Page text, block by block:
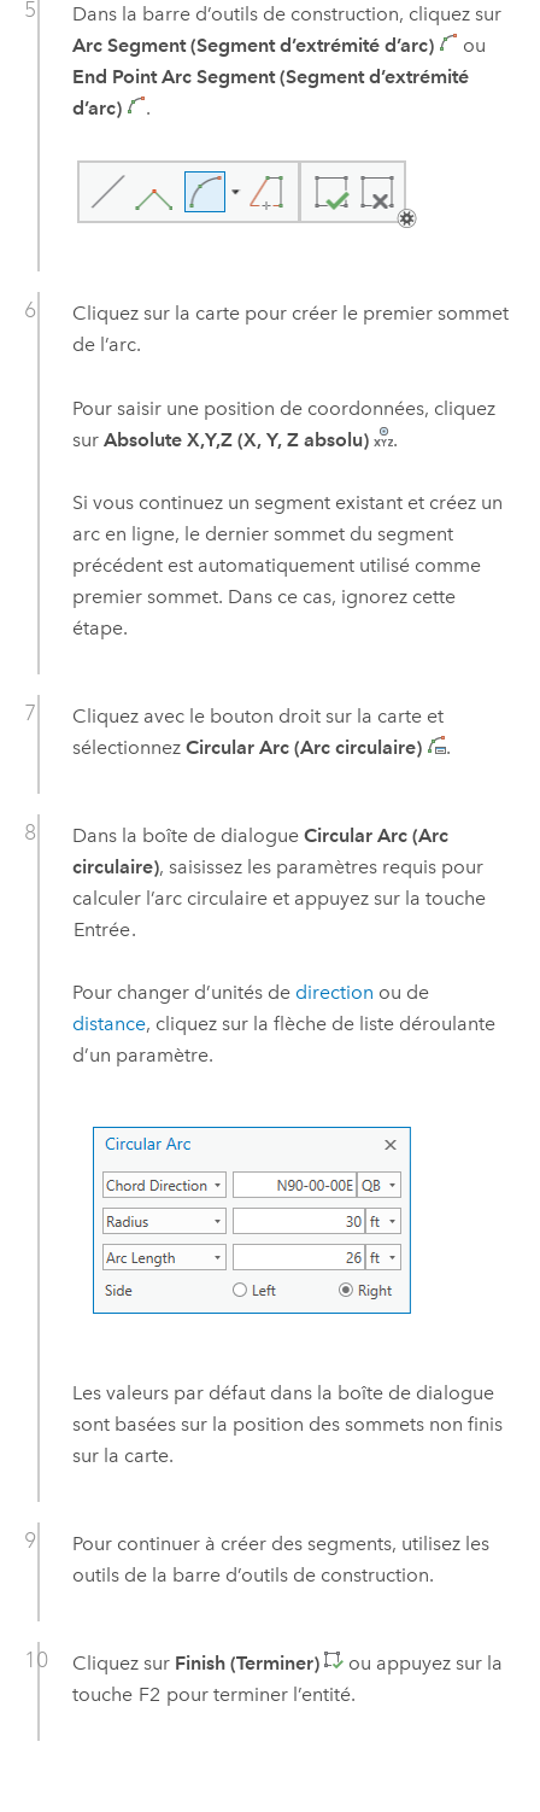
Dans la barre d’outils de construction, cliquez sur
Arc Segment (Segment d’extrémité d’arc)
ou
End Point Arc Segment (Segment d’extrémité
d’arc)
.
Cliquez sur la carte pour créer le premier sommet
de l’arc.
Pour saisir une position de coordonnées, cliquez
sur Absolute X,Y,Z (X, Y, Z absolu) .
Si vous continuez un segment existant et créez un
arc en ligne, le dernier sommet du segment
précédent est automatiquement utilisé comme
premier sommet. Dans ce cas, ignorez cette
étape.
Cliquez avec le bouton droit sur la carte et
sélectionnez Circular Arc (Arc circulaire) .
Dans la boîte de dialogue Circular Arc (Arc
circulaire), saisissez les paramètres requis pour
calculer l’arc circulaire et appuyez sur la touche
Entrée.
Pour changer d’unités de direction ou de
distance, cliquez sur la flèche de liste déroulante
d’un paramètre.
Les valeurs par défaut dans la boîte de dialogue
sont basées sur la position des sommets non finis
sur la carte.
Pour continuer à créer des segments, utilisez les
outils de la barre d’outils de construction.
Cliquez sur Finish (Terminer)
ou appuyez sur la
touche F2 pour terminer l’entité.